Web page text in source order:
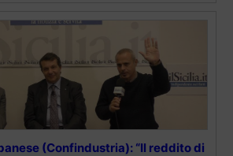
(Confindustria): “Il reddito di